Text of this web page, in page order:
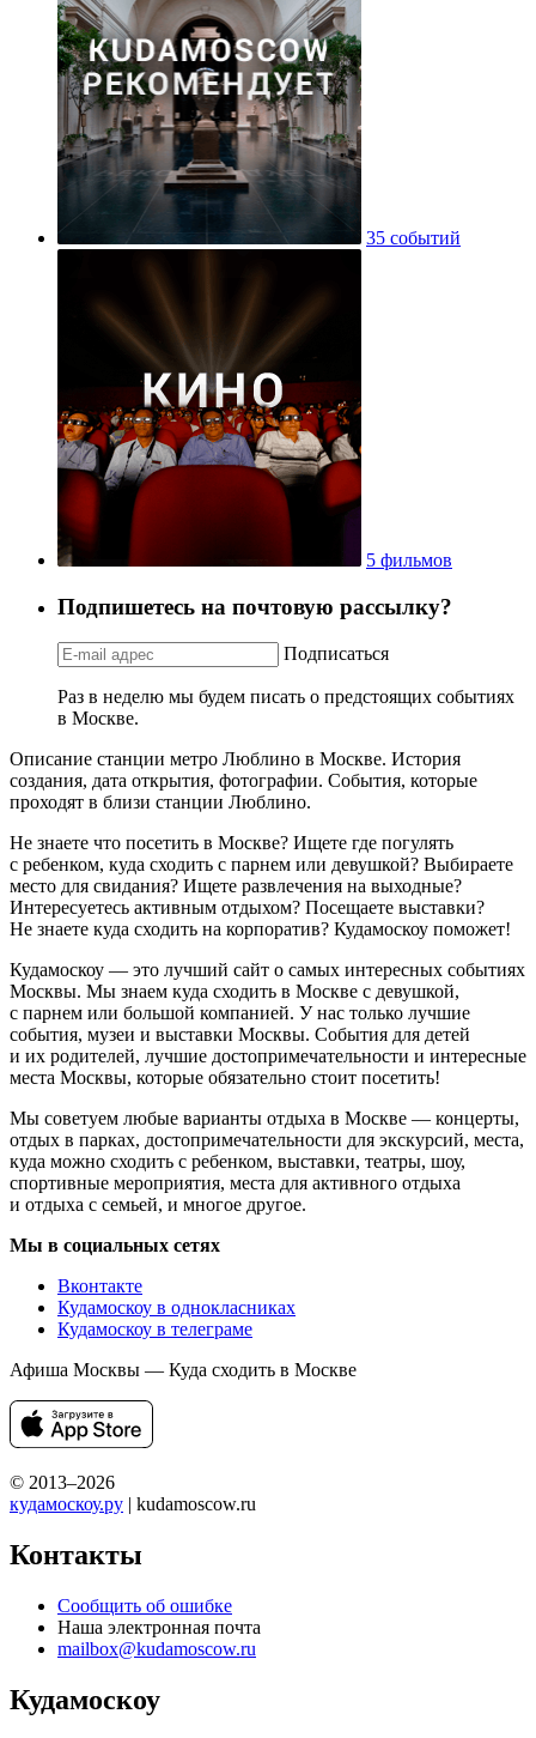
35 событий
5 фильмов
Подпишетесь на почтовую рассылку?
Подписаться
Раз в неделю мы будем писать о предстоящих событиях
в Москве.
Описание станции метро Люблино в Москве. История
создания, дата открытия, фотографии. События, которые
проходят в близи станции Люблино.
Не знаете что посетить в Москве? Ищете где погулять
с ребенком, куда сходить с парнем или девушкой? Выбираете
место для свидания? Ищете развлечения на выходные?
Интересуетесь активным отдыхом? Посещаете выставки?
Не знаете куда сходить на корпоратив? Кудамоскоу поможет!
Кудамоскоу — это лучший сайт о самых интересных событиях
Москвы. Мы знаем куда сходить в Москве с девушкой,
с парнем или большой компанией. У нас только лучшие
события, музеи и выставки Москвы. События для детей
и их родителей, лучшие достопримечательности и интересные
места Москвы, которые обязательно стоит посетить!
Мы советуем любые варианты отдыха в Москве — концерты,
отдых в парках, достопримечательности для экскурсий, места,
куда можно сходить с ребенком, выставки, театры, шоу,
спортивные мероприятия, места для активного отдыха
и отдыха с семьей, и многое другое.
Мы в социальных сетях
Вконтакте
Кудамоскоу в однокласниках
Кудамоскоу в телеграме
Афиша Москвы — Куда сходить в Москве
© 2013–2026
кудамоскоу.ру | kudamoscow.ru
Контакты
Сообщить об ошибке
Наша электронная почта
mailbox@kudamoscow.ru
Кудамоскоу